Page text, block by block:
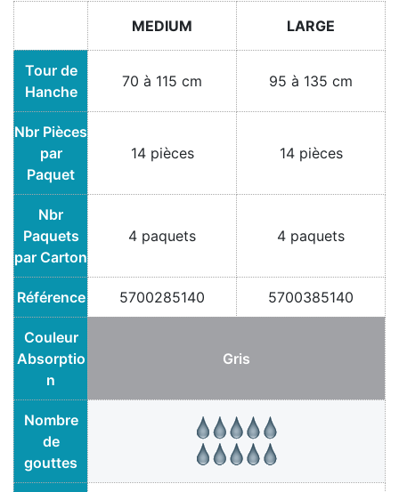
MEDIUM LARGE
Tour de
Hanche
70 à 115 cm 95 à 135 cm
Nbr Pièces
par
Paquet
14 pièces 14 pièces
Nbr
Paquets
par Carton
4 paquets 4 paquets
Référence 5700285140 5700385140
Couleur
Absorptio
n
Gris
Nombre
de
gouttes